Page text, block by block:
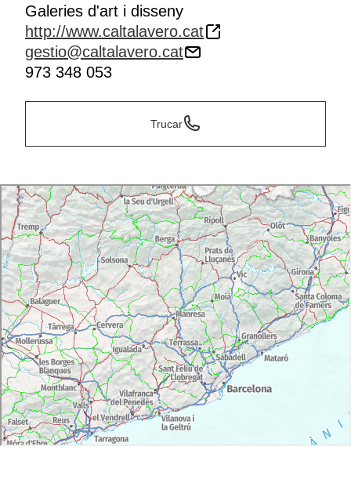
Galeries d'art i disseny
http://www.caltalavero.cat
gestio@caltalavero.cat
973 348 053
Trucar